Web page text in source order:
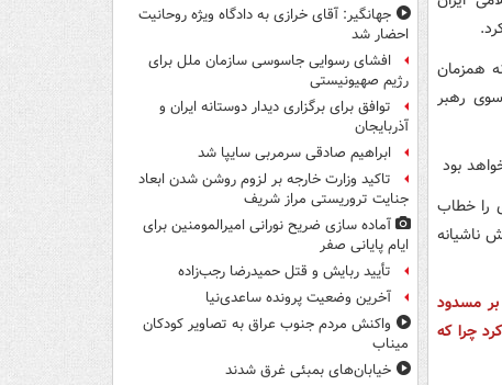
همزمان
رهبر
را خطاب
ناشیانه
بر مسدود
چرا که
جهانگیر: آقای خرازی به دادگاه ویژه روحانیت
احضار شد
افشای رسوایی جاسوسی سازمان ملل برای
رژیم صهیونیستی
توافق برای برگزاری دیدار دوستانه ایران و
آذربایجان
ابراهیم صادقی سرمربی سایپا شد
تاکید وزارت خارجه بر لزوم روشن شدن ابعاد
جنایت تروریستی مراز شریف
آماده سازی ضریح نورانی امیرالمومنین برای
ایام پایانی صفر
تأیید ربایش و قتل حمیدرضا رجب‌زاده
آخرین وضعیت پرونده ساعدی‌نیا
واکنش مردم جنوب عراق به تصاویر کودکان
میناب
خیابان‌های بمبئی غرق شدند